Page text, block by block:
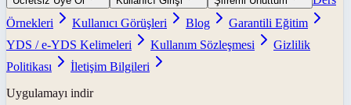
Örnekleri
Kullanıcı Görüşleri Blog
Garantili Eğitim
YDS / e-YDS Kelimeleri
Kullanım Sözleşmesi
Gizlilik
Politikası
İletişim Bilgileri
Uygulamayı indir